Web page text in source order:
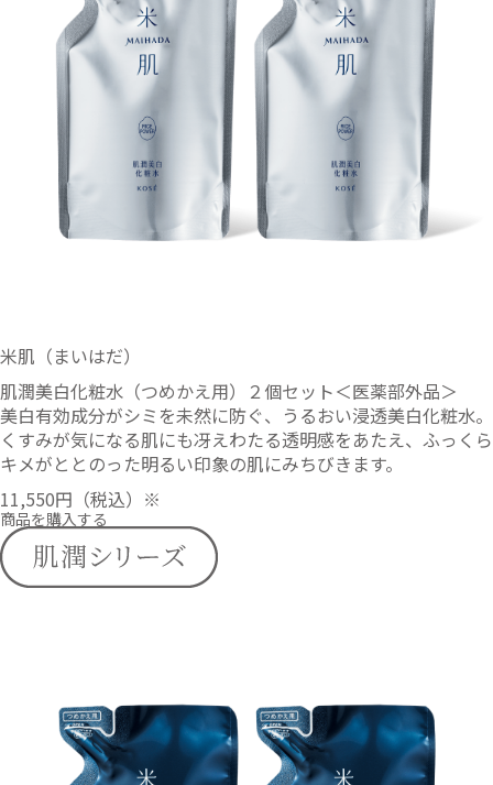
米肌（まいはだ）
肌潤美白化粧水（つめかえ用）２個セット＜医薬部外品＞
美白有効成分がシミを未然に防ぐ、うるおい浸透美白化粧水。
くすみが気になる肌にも冴えわたる透明感をあたえ、ふっくら
キメがととのった明るい印象の肌にみちびきます。
11,550円 （税込）※
商品を購入する